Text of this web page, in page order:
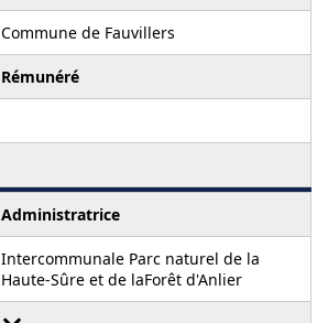
Commune de Fauvillers
Rémunéré
Administratrice
Intercommunale Parc naturel de la
Haute-Sûre et de laForêt d'Anlier